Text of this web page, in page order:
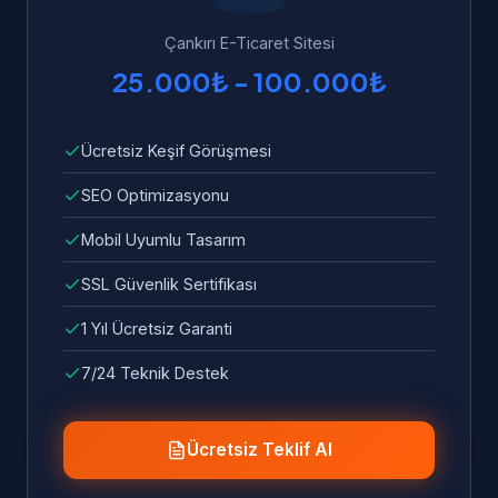
Çankırı E-Ticaret Sitesi
25.000₺ - 100.000₺
Ücretsiz Keşif Görüşmesi
SEO Optimizasyonu
Mobil Uyumlu Tasarım
SSL Güvenlik Sertifikası
1 Yıl Ücretsiz Garanti
7/24 Teknik Destek
Ücretsiz Teklif Al